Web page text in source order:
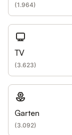
(1.964)
TV
(3.623)
Garten
(3.092)